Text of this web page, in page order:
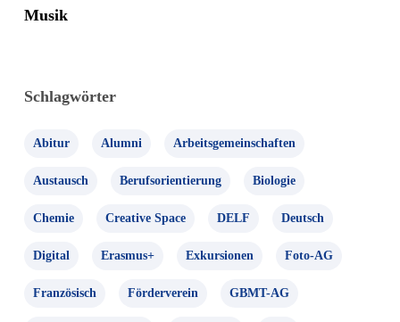
Musik
Schlagwörter
Abitur Alumni Arbeitsgemeinschaften
Austausch Berufsorientierung Biologie
Chemie Creative Space DELF Deutsch
Digital Erasmus+ Exkursionen Foto-AG
Französisch Förderverein GBMT-AG